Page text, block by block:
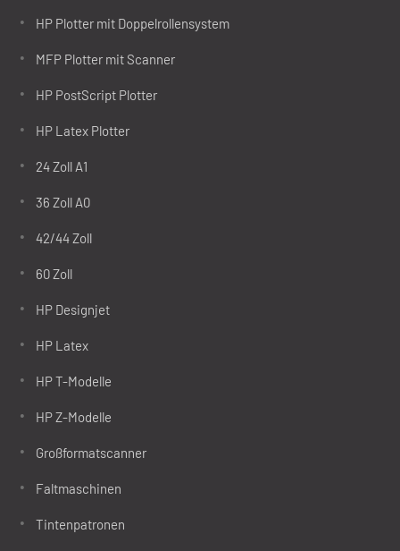
HP Plotter mit Doppelrollensystem
MFP Plotter mit Scanner
HP PostScript Plotter
HP Latex Plotter
24 Zoll A1
36 Zoll A0
42/44 Zoll
60 Zoll
HP Designjet
HP Latex
HP T-Modelle
HP Z-Modelle
Großformatscanner
Faltmaschinen
Tintenpatronen